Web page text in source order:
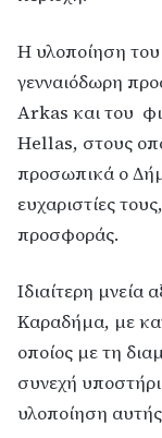
Η υλοποίηση του
γενναιόδωρη
Arkas και του
Hellas, στους
προσωπικά ο
ευχαριστίες
προσφοράς.
Ιδιαίτερη μνεία
Καραδήμα, με
οποίος με τη
συνεχή
υλοποίηση